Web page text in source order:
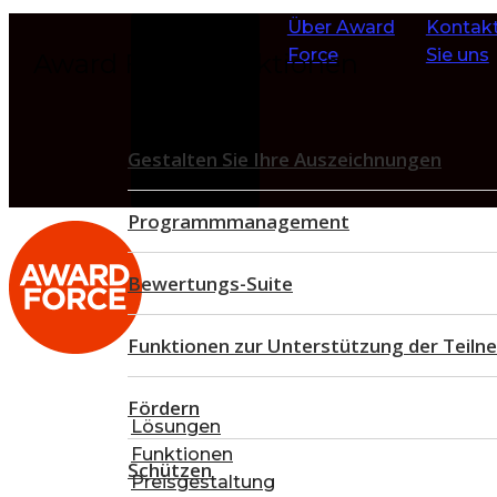
Über Award
Force
Sie uns
Lösungen
Funktionen
Preisgestaltung
Award Force Funktionen
Gestalten Sie Ihre Auszeichnungen
Programmmanagement
Bewertungs-Suite
Funktionen zur Unterstützung der
Fördern
Schützen